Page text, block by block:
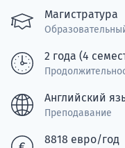
Магистратура
2 года (4
Английский
Преподавание
8818 евро/год